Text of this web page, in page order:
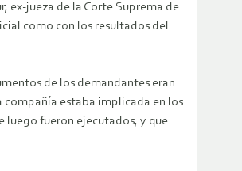
ex-jueza de la Corte Suprema de
como con los resultados del
de los demandantes eran
estaba implicada en los
luego fueron ejecutados, y que